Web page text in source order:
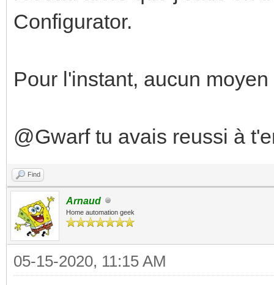
Configurator.
Pour l'instant, aucun
@Gwarf tu avais reussi à
Find
Arnaud
Home automation geek
05-15-2020, 11:15 AM